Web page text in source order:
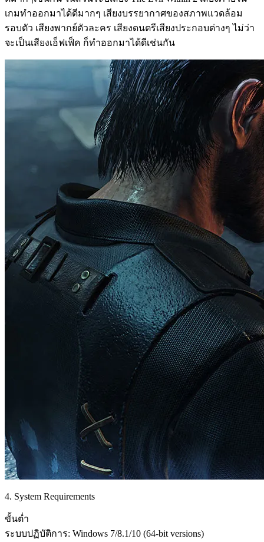
เกมทำออกมาได้ดีมากๆ เสียงบรรยากาศของสภาพแวดล้อม
รอบตัว เสียงพากย์ตัวละคร เสียงดนตรีเสียงประกอบต่างๆ ไม่ว่า
จะเป็นเสียงเอ็ฟเฟ็ค ก็ทำออกมาได้ดีเช่นกัน
4. System Requirements
ขั้นต่ำ
ระบบปฏิบัติการ: Windows 7/8.1/10 (64-bit versions)